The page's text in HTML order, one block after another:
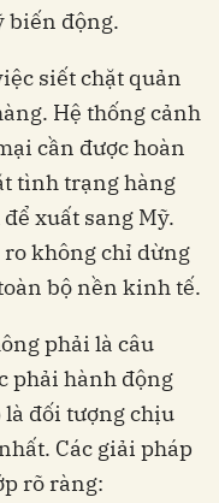
biến động.
siết chặt quản
Hệ thống cảnh
cần được hoàn
tình trạng hàng
xuất sang Mỹ.
không chỉ dừng
bộ nền kinh tế.
phải là câu
phải hành động
đối tượng chịu
Các giải pháp
rõ ràng: